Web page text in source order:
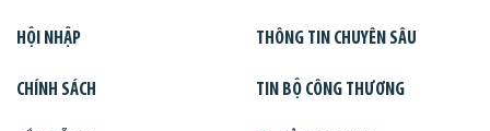
HỘI NHẬP THÔNG TIN CHUYÊN SÂU
CHÍNH SÁCH TIN BỘ CÔNG THƯƠNG